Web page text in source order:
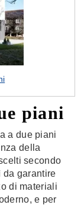
piani
a due piani
della
secondo
da garantire
di materiali
e per